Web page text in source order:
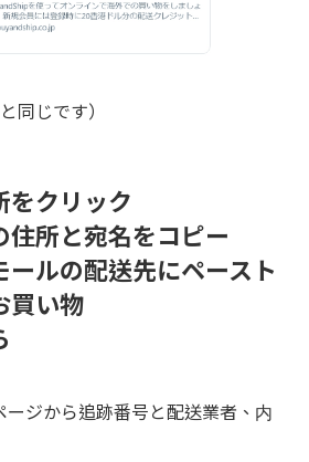
同じです）
クリック
所と宛名をコピー
ルの配送先にペースト
買い物
ジから追跡番号と配送業者、内